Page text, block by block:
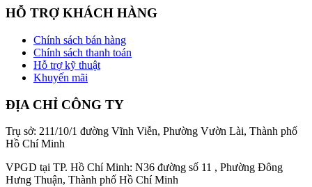
HỖ TRỢ KHÁCH HÀNG
Chính sách bán hàng
Chính sách thanh toán
Hỗ trợ kỹ thuật
Khuyến mãi
ĐỊA CHỈ CÔNG TY
Trụ sở: 211/10/1 đường Vĩnh Viễn, Phường Vườn Lài, Thành phố
Hồ Chí Minh
VPGD tại TP. Hồ Chí Minh: N36 đường số 11 , Phường Đông
Hưng Thuận, Thành phố Hồ Chí Minh